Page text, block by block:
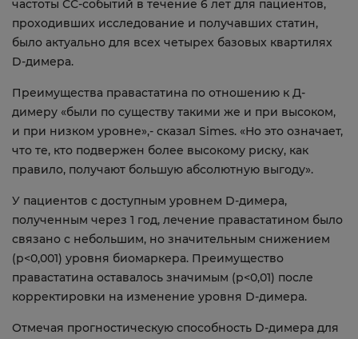
частоты СС-событий в течение 6 лет для пациентов,
проходивших исследование и получавших статин,
было актуально для всех четырех базовых квартилях
D-димера.
Преимущества правастатина по отношению к Д-
димеру «были по существу такими же и при высоком,
и при низком уровне»,- сказал Simes. «Но это означает,
что те, кто подвержен более высокому риску, как
правило, получают большую абсолютную выгоду».
У пациентов с доступным уровнем D-димера,
полученным через 1 год, лечение правастатином было
связано с небольшим, но значительным снижением
(р<0,001) уровня биомаркера. Преимущество
правастатина оставалось значимым (р<0,01) после
корректировки на изменение уровня D-димера.
Отмечая прогностическую способность D-димера для